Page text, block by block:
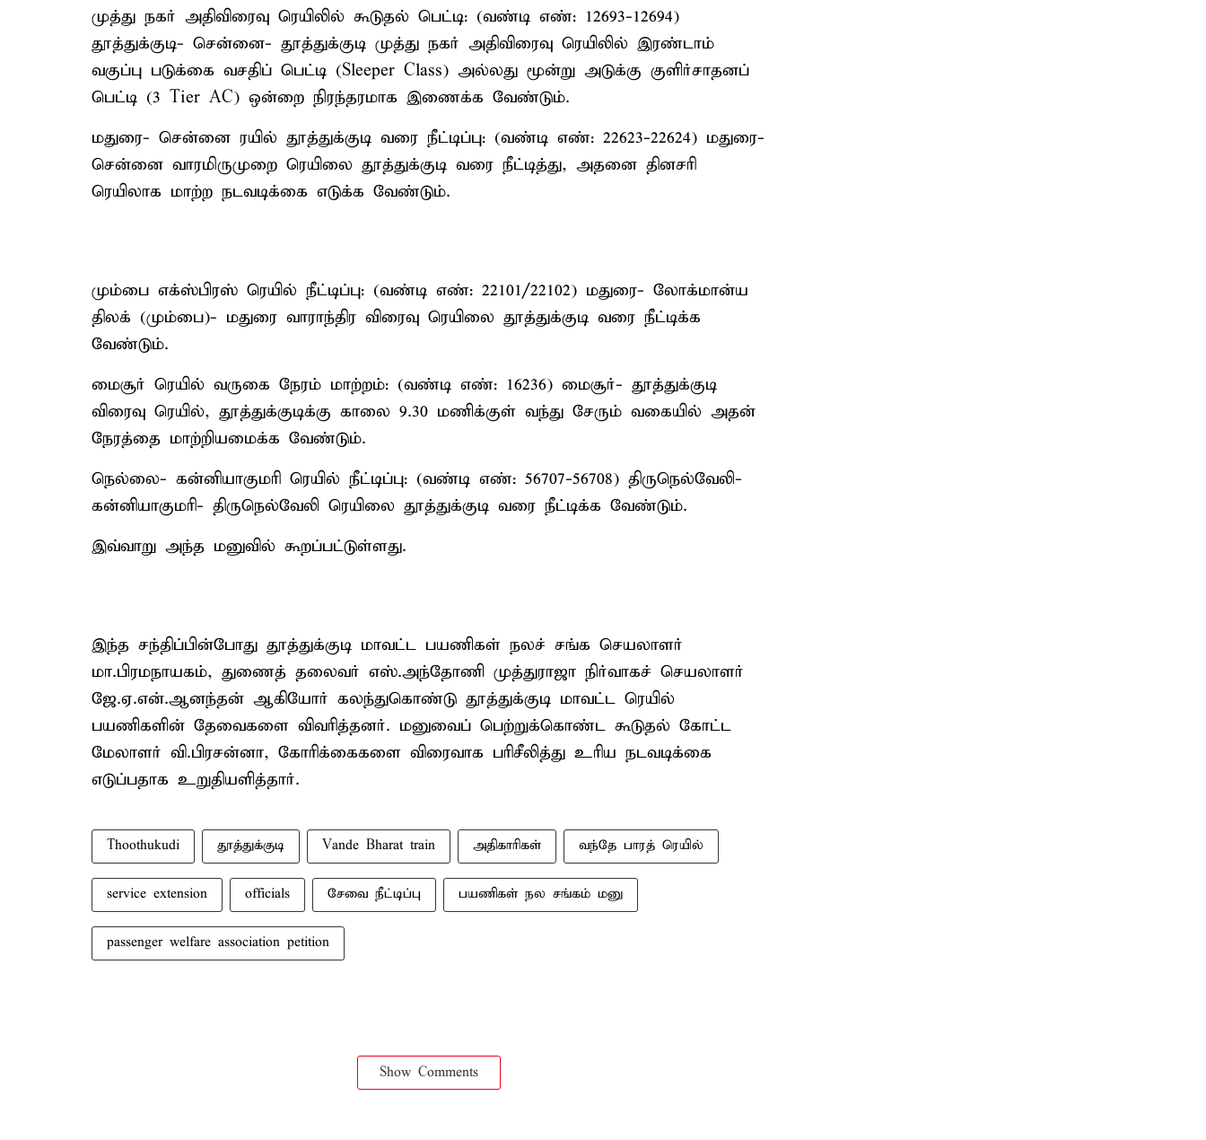
முத்து நகர் அதிவிரைவு ரெயிலில் கூடுதல் பெட்டி: (வண்டி எண்: 12693-12694)
தூத்துக்குடி- சென்னை- தூத்துக்குடி முத்து நகர் அதிவிரைவு ரெயிலில் இரண்டாம்
வகுப்பு படுக்கை வசதிப் பெட்டி (Sleeper Class) அல்லது மூன்று அடுக்கு குளிர்சாதனப்
பெட்டி (3 Tier AC) ஒன்றை நிரந்தரமாக இணைக்க வேண்டும்.
மதுரை- சென்னை ரயில் தூத்துக்குடி வரை நீட்டிப்பு: (வண்டி எண்: 22623-22624) மதுரை-
சென்னை வாரமிருமுறை ரெயிலை தூத்துக்குடி வரை நீட்டித்து, அதனை தினசரி
ரெயிலாக மாற்ற நடவடிக்கை எடுக்க வேண்டும்.
மும்பை எக்ஸ்பிரஸ் ரெயில் நீட்டிப்பு: (வண்டி எண்: 22101/22102) மதுரை- லோக்மான்ய
திலக் (மும்பை)- மதுரை வாராந்திர விரைவு ரெயிலை தூத்துக்குடி வரை நீட்டிக்க
வேண்டும்.
மைசூர் ரெயில் வருகை நேரம் மாற்றம்: (வண்டி எண்: 16236) மைசூர்- தூத்துக்குடி
விரைவு ரெயில், தூத்துக்குடிக்கு காலை 9.30 மணிக்குள் வந்து சேரும் வகையில் அதன்
நேரத்தை மாற்றியமைக்க வேண்டும்.
நெல்லை- கன்னியாகுமரி ரெயில் நீட்டிப்பு: (வண்டி எண்: 56707-56708) திருநெல்வேலி-
கன்னியாகுமரி- திருநெல்வேலி ரெயிலை தூத்துக்குடி வரை நீட்டிக்க வேண்டும்.
இவ்வாறு அந்த மனுவில் கூறப்பட்டுள்ளது.
இந்த சந்திப்பின்போது தூத்துக்குடி மாவட்ட பயணிகள் நலச் சங்க செயலாளர்
மா.பிரமநாயகம், துணைத் தலைவர் எஸ்.அந்தோணி முத்துராஜா நிர்வாகச் செயலாளர்
ஜே.ஏ.என்.ஆனந்தன் ஆகியோர் கலந்துகொண்டு தூத்துக்குடி மாவட்ட ரெயில்
பயணிகளின் தேவைகளை விவரித்தனர். மனுவைப் பெற்றுக்கொண்ட கூடுதல் கோட்ட
மேலாளர் வி.பிரசன்னா, கோரிக்கைகளை விரைவாக பரிசீலித்து உரிய நடவடிக்கை
எடுப்பதாக உறுதியளித்தார்.
Thoothukudi தூத்துக்குடி Vande Bharat train அதிகாரிகள் வந்தே பாரத் ரெயில்
service extension officials சேவை நீட்டிப்பு பயணிகள் நல சங்கம் மனு
passenger welfare association petition
Show Comments